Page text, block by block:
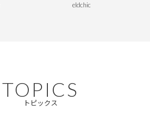
eldchic
TOPICS
トピックス